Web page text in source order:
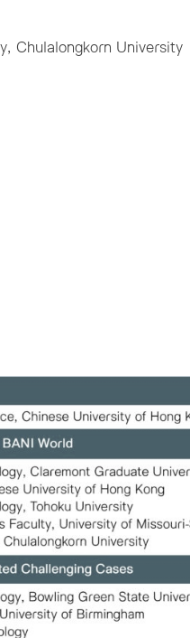
Chulalongkorn University